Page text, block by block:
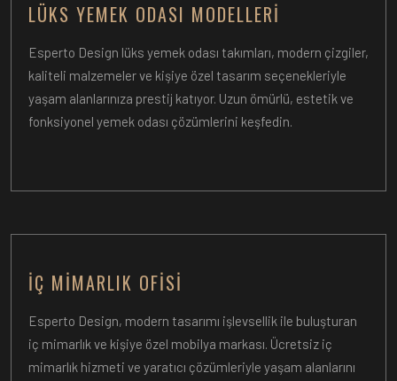
LÜKS YEMEK ODASI MODELLERI
Esperto Design lüks yemek odası takımları, modern çizgiler,
kaliteli malzemeler ve kişiye özel tasarım seçenekleriyle
yaşam alanlarınıza prestij katıyor. Uzun ömürlü, estetik ve
fonksiyonel yemek odası çözümlerini keşfedin.
İÇ MIMARLIK OFISI
Esperto Design, modern tasarımı işlevsellik ile buluşturan
iç mimarlık ve kişiye özel mobilya markası. Ücretsiz iç
mimarlık hizmeti ve yaratıcı çözümleriyle yaşam alanlarını